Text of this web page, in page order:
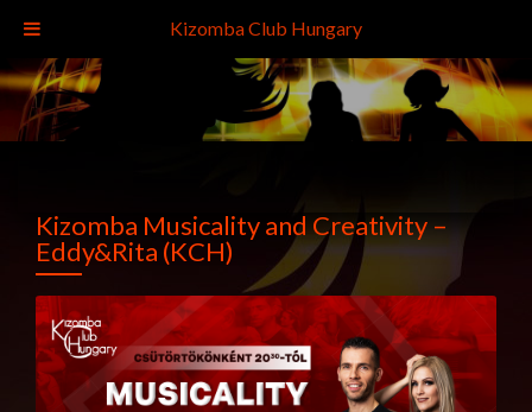
Kizomba Musicality and Creativity –
Eddy&Rita (KCH)
Kizomba Club Hungary